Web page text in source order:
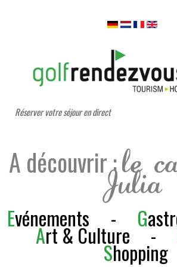
Réserver votre séjour en direct
A découvrir : le
Julia
Evénements - G
Art & Culture -
Shopping